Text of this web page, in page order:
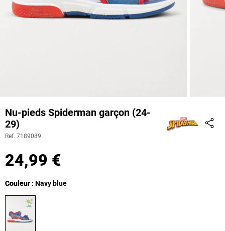
Nu-pieds Spiderman garçon (24-
29)
Ref. 7189089
24,99 €
Couleur
Couleur : Navy blue